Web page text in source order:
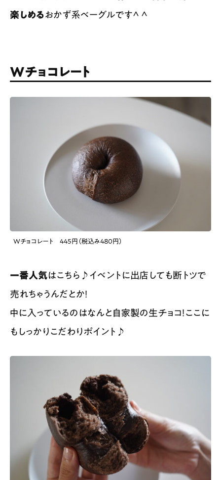
楽しめるおかず系ベーグルです^ ^
Wチョコレート
Wチョコレート 445円（税込み480円）
一番人気はこちら♪イベントに出店しても断トツで
売れちゃうんだとか！
中に入っているのはなんと自家製の生チョコ！ここに
もしっかりこだわりポイント♪